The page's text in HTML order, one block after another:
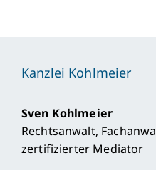
Kanzlei Kohlmeier
Sven Kohlmeier
Rechtsanwalt,
zertifizierter Mediator